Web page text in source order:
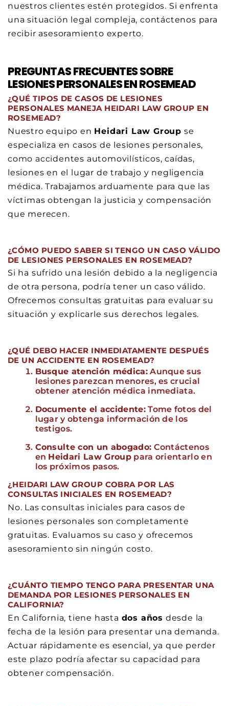
nuestros clientes estén protegidos. Si enfrenta
una situación legal compleja, contáctenos para
recibir asesoramiento experto.
PREGUNTAS FRECUENTES SOBRE
LESIONES PERSONALES EN ROSEMEAD
¿QUÉ TIPOS DE CASOS DE LESIONES
PERSONALES MANEJA HEIDARI LAW GROUP EN
ROSEMEAD?
Nuestro equipo en Heidari Law Group se
especializa en casos de lesiones personales,
como accidentes automovilísticos, caídas,
lesiones en el lugar de trabajo y negligencia
médica. Trabajamos arduamente para que las
víctimas obtengan la justicia y compensación
que merecen.
¿CÓMO PUEDO SABER SI TENGO UN CASO VÁLIDO
DE LESIONES PERSONALES EN ROSEMEAD?
Si ha sufrido una lesión debido a la negligencia
de otra persona, podría tener un caso válido.
Ofrecemos consultas gratuitas para evaluar su
situación y explicarle sus derechos legales.
¿QUÉ DEBO HACER INMEDIATAMENTE DESPUÉS
DE UN ACCIDENTE EN ROSEMEAD?
Busque atención médica:Aunque sus
lesiones parezcan menores, es crucial
obtener atención médica inmediata.
Documente el accidente:Tome fotos del
lugar y obtenga información de los
testigos.
Consulte con un abogado: Contáctenos
en Heidari Law Grouppara orientarlo en
los próximos pasos.
¿HEIDARI LAW GROUP COBRA POR LAS
CONSULTAS INICIALES EN ROSEMEAD?
No. Las consultas iniciales para casos de
lesiones personales son completamente
gratuitas. Evaluamos su caso y ofrecemos
asesoramiento sin ningún costo.
¿CUÁNTO TIEMPO TENGO PARA PRESENTAR UNA
DEMANDA POR LESIONES PERSONALES EN
CALIFORNIA?
En California, tiene hasta dos años desde la
fecha de la lesión para presentar una demanda.
Actuar rápidamente es esencial, ya que perder
este plazo podría afectar su capacidad para
obtener compensación.